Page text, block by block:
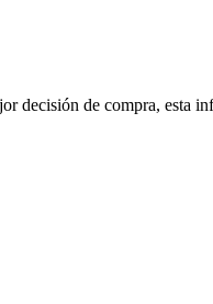
decisión de compra, esta